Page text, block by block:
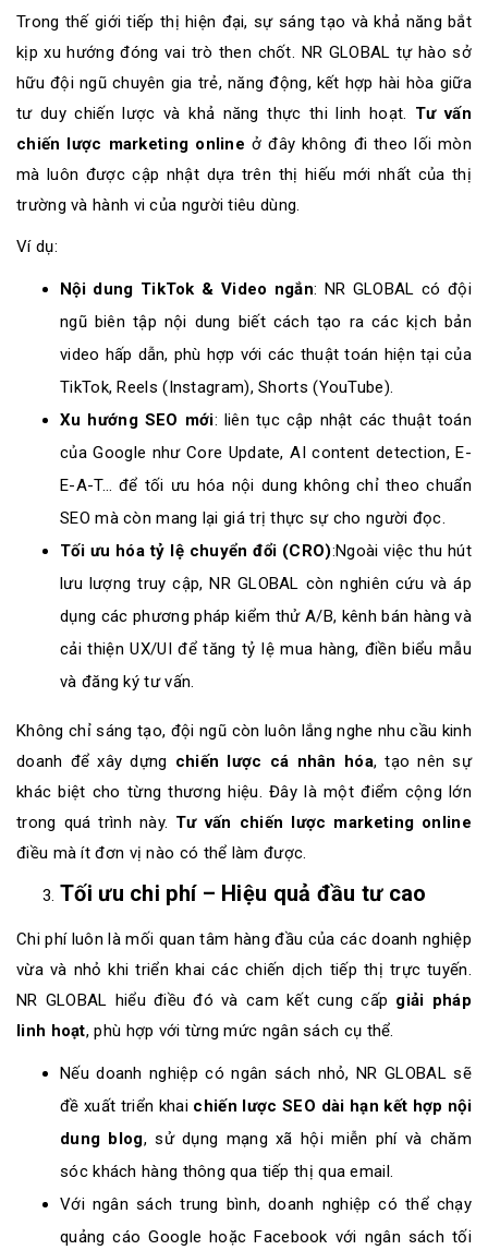
Trong thế giới tiếp thị hiện đại, sự sáng tạo và khả năng bắt
kịp xu hướng đóng vai trò then chốt. NR GLOBAL tự hào sở
hữu đội ngũ chuyên gia trẻ, năng động, kết hợp hài hòa giữa
tư duy chiến lược và khả năng thực thi linh hoạt. Tư vấn
chiến lược marketing online ở đây không đi theo lối mòn
mà luôn được cập nhật dựa trên thị hiếu mới nhất của thị
trường và hành vi của người tiêu dùng.
Ví dụ:
Nội dung TikTok & Video ngắn: NR GLOBAL có đội
ngũ biên tập nội dung biết cách tạo ra các kịch bản
video hấp dẫn, phù hợp với các thuật toán hiện tại của
TikTok, Reels (Instagram), Shorts (YouTube).
Xu hướng SEO mới: liên tục cập nhật các thuật toán
của Google như Core Update, AI content detection, E-
E-A-T… để tối ưu hóa nội dung không chỉ theo chuẩn
SEO mà còn mang lại giá trị thực sự cho người đọc.
Tối ưu hóa tỷ lệ chuyển đổi (CRO):Ngoài việc thu hút
lưu lượng truy cập, NR GLOBAL còn nghiên cứu và áp
dụng các phương pháp kiểm thử A/B, kênh bán hàng và
cải thiện UX/UI để tăng tỷ lệ mua hàng, điền biểu mẫu
và đăng ký tư vấn.
Không chỉ sáng tạo, đội ngũ còn luôn lắng nghe nhu cầu kinh
doanh để xây dựng chiến lược cá nhân hóa, tạo nên sự
khác biệt cho từng thương hiệu. Đây là một điểm cộng lớn
trong quá trình này. Tư vấn chiến lược marketing online
điều mà ít đơn vị nào có thể làm được.
Tối ưu chi phí – Hiệu quả đầu tư cao
Chi phí luôn là mối quan tâm hàng đầu của các doanh nghiệp
vừa và nhỏ khi triển khai các chiến dịch tiếp thị trực tuyến.
NR GLOBAL hiểu điều đó và cam kết cung cấp giải pháp
linh hoạt, phù hợp với từng mức ngân sách cụ thể.
Nếu doanh nghiệp có ngân sách nhỏ, NR GLOBAL sẽ
đề xuất triển khai chiến lược SEO dài hạn kết hợp nội
dung blog, sử dụng mạng xã hội miễn phí và chăm
sóc khách hàng thông qua tiếp thị qua email.
Với ngân sách trung bình, doanh nghiệp có thể chạy
quảng cáo Google hoặc Facebook với ngân sách tối